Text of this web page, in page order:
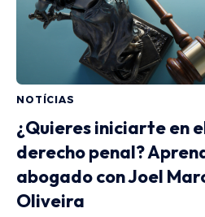
NOTÍCIAS
¿Quieres iniciarte en
derecho penal?
abogado con Joel
Oliveira